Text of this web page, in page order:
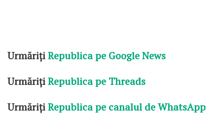
UrmărițiRepublica pe Google News
UrmărițiRepublica pe Threads
UrmărițiRepublica pe canalul de WhatsApp